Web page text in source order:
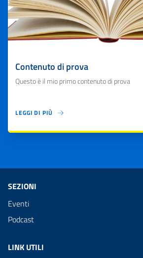
Contenuto di prova
Questo è il mio primo contenuto di prova
LEGGI DI PIÙ
SEZIONI
Eventi
Podcast
LINK UTILI